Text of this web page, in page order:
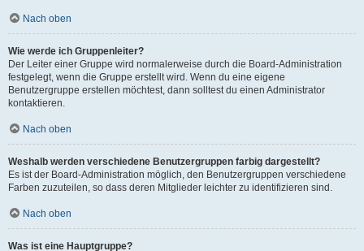
Nach oben
Wie werde ich Gruppenleiter?
Der Leiter einer Gruppe wird normalerweise durch die Board-Administration
festgelegt, wenn die Gruppe erstellt wird. Wenn du eine eigene
Benutzergruppe erstellen möchtest, dann solltest du einen Administrator
kontaktieren.
Nach oben
Weshalb werden verschiedene Benutzergruppen farbig dargestellt?
Es ist der Board-Administration möglich, den Benutzergruppen verschiedene
Farben zuzuteilen, so dass deren Mitglieder leichter zu identifizieren sind.
Nach oben
Was ist eine Hauptgruppe?